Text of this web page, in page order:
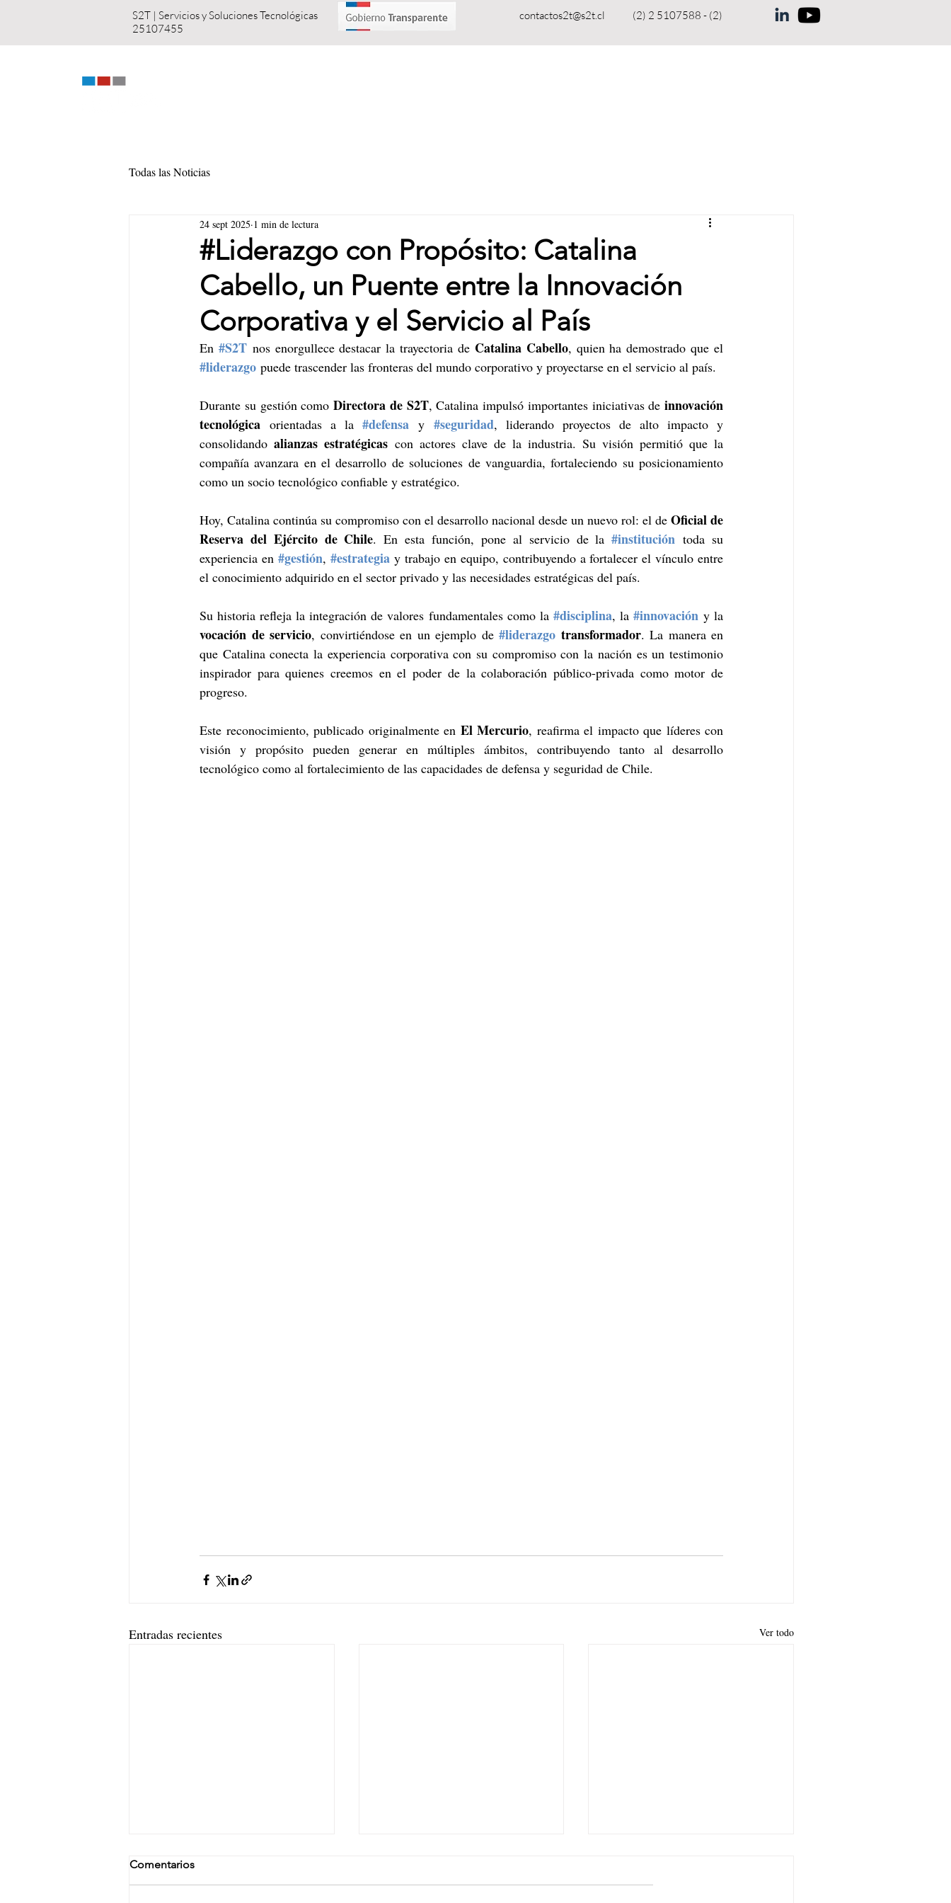
S2T | Servicios y Soluciones Tecnológicas contactos2t@s2t.cl
(2) 2 5107588 - (2)
25107455
Todas las Noticias
#Liderazgo con Propósito: Catalina
Cabello, un Puente entre la Innovación
Corporativa y el Servicio al País
24 sept 2025 1 min de lectura
En #S2T nos enorgullece destacar la trayectoria de Catalina Cabello
#liderazgo puede trascender las fronteras del mundo corporativo y proyectarse en el servicio al país.
Durante su gestión como Directora de S2T, Catalina impulsó importantes iniciativas de innovación
tecnológica orientadas a la #defensa y #seguridad, liderando proyectos de alto impacto y
consolidando alianzas estratégicas con actores clave de la industria. Su visión permitió que la
compañía avanzara en el desarrollo de soluciones de vanguardia, fortaleciendo su posicionamiento
como un socio tecnológico confiable y estratégico.
Hoy, Catalina continúa su compromiso con el desarrollo nacional desde un nuevo rol: el de Oficial de
Reserva del Ejército de Chile. En esta función, pone al servicio de la #institución toda su
experiencia en #gestión, #estrategia y trabajo en equipo, contribuyendo a fortalecer el vínculo entre
el conocimiento adquirido en el sector privado y las necesidades estratégicas del país.
Su historia refleja la integración de valores fundamentales como la #disciplina, la #innovación
vocación de servicio, convirtiéndose en un ejemplo de #liderazgo transformador. La manera en
que Catalina conecta la experiencia corporativa con su compromiso con la nación es un testimonio
inspirador para quienes creemos en el poder de la colaboración público-privada como motor de
progreso.
Este reconocimiento, publicado originalmente en El Mercurio, reafirma el impacto que líderes con
visión y propósito pueden generar en múltiples ámbitos, contribuyendo tanto al desarrollo
tecnológico como al fortalecimiento de las capacidades de defensa y seguridad de Chile.
Entradas recientes Ver todo
Comentarios